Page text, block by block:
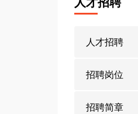
人才招聘
招聘岗位
招聘简章